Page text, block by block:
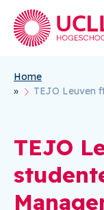
Home
TEJO Leuven
TEJO